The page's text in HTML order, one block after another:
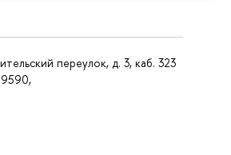
переулок, д. 3, каб. 323